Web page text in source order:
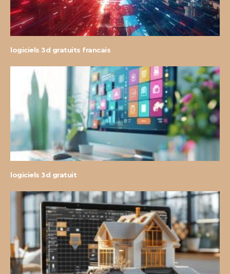
logiciels 3d gratuits francais
logiciels 3d gratuit